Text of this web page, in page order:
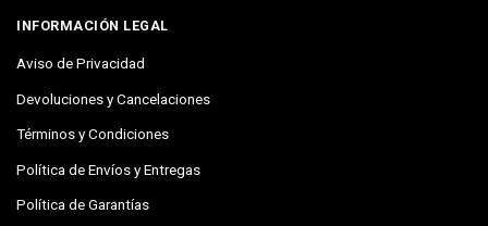
INFORMACIÓN LEGAL
Aviso de Privacidad
Devoluciones y Cancelaciones
Términos y Condiciones
Política de Envíos y Entregas
Política de Garantías